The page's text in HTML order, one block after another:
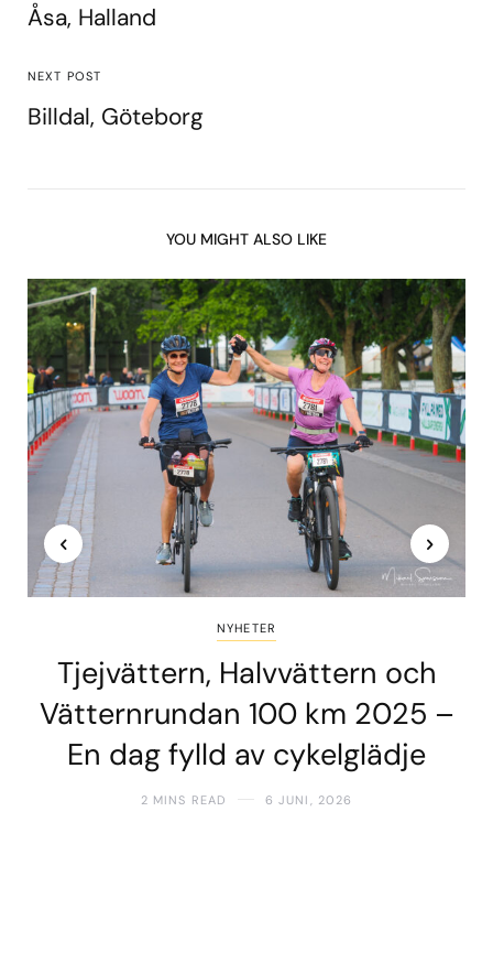
Åsa, Halland
NEXT POST
Billdal, Göteborg
YOU MIGHT ALSO LIKE
NYHETER
Tjejvättern, Halvvättern och
Vätternrundan 100 km 2025 –
En dag fylld av cykelglädje
2 MINS READ 6 JUNI, 2026